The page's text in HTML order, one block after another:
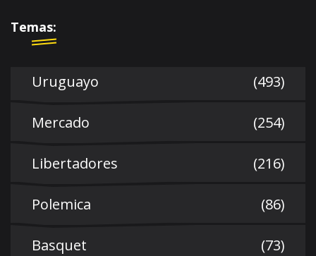
Temas:
Uruguayo (493)
Mercado (254)
Libertadores (216)
Polemica (86)
Basquet (73)